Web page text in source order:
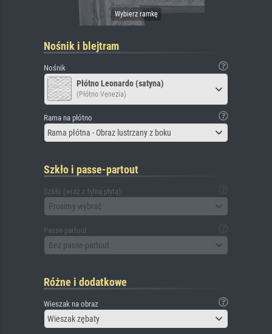
Nośnik i blejtram
Nośnik
Płótno Leonardo (satyna)
(Płótno Venezia)
Rama na płótno
Rama płótna - Obraz lustrzany z boku
Szkło i passe-partout
Szkło (wraz z tylną płytą)
Prosimy wybrać
Passe-partout
Bez passe-partout
Różne i dodatkowe
Wieszak na obraz
Wieszak zębaty